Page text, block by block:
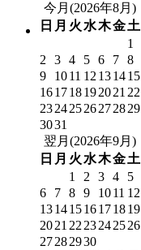
今月(2026年8月)
日 月 火 水木金土
1
2
3 4 5 6 7 8
9
1011 12 131415
161718192021 22
23242526272829
3031
翌月(2026年9月)
日 月 火 水木金土
1
2 3 4
5
6
7 8 9 1011 12
13141516171819
2021 22 23242526
27282930